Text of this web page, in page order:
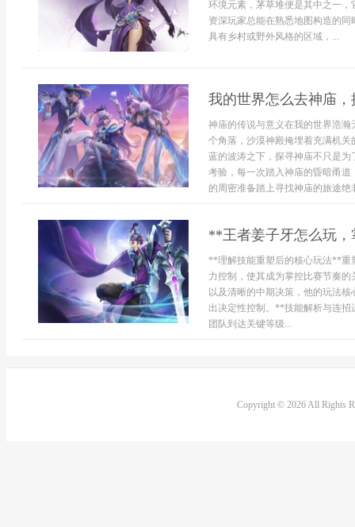
环境元素，茅草堆便是其中之一
资深玩家总能在熟悉地图构造的
具有乡村或野外风格的区域，...
我的世界怎么去神庙
神庙的传说与意义在我的世界浩
个角落，沙漠神殿掩埋着充满机
蓝的波涛之下，探寻神庙不只是
考验，每一次踏入神庙的昏暗甬
的周密准备踏上寻找神庙的旅途
**王者姜子牙怎么玩
**理解技能重塑后的核心玩法**重
力控制，使其成为掌控比赛节奏
以及清晰的中期决策，他的玩法
出决定性控制。**技能解析与连
团队到达关键等级...
Copyright © 2026 All Rights